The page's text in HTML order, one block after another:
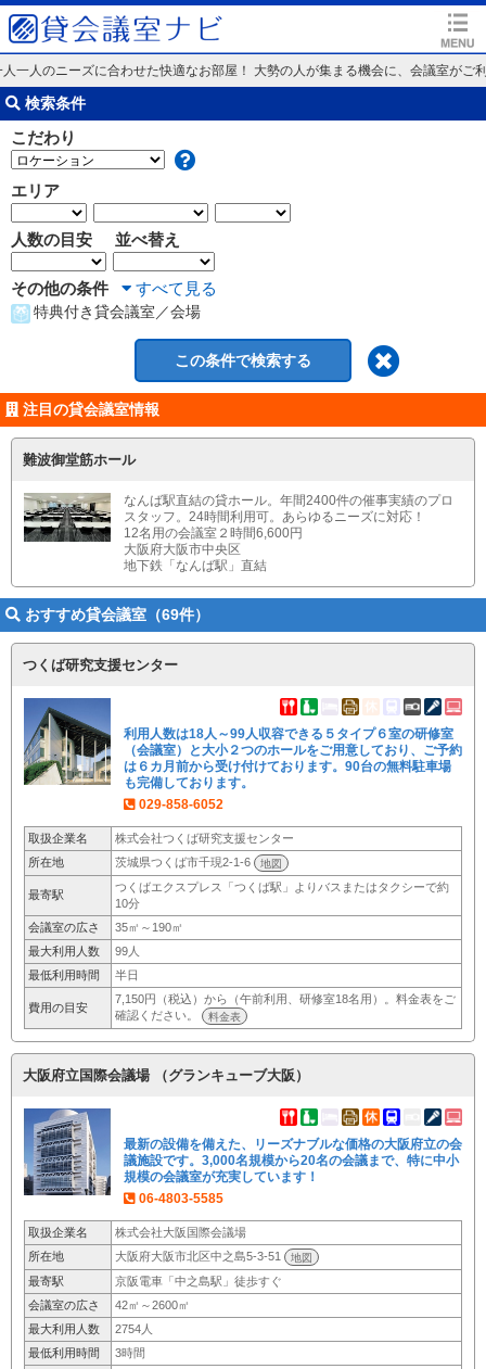
人のニーズに合わせた快適なお部屋！ 大勢の人が集まる機会に、会議室がご利用
検索条件
こだわり
エリア
人数の目安 並べ替え
その他の条件 すべて見る
特典付き貸会議室／会場
注目の貸会議室情報
難波御堂筋ホール
なんば駅直結の貸ホール。年間2400件の催事実績のプロ
スタッフ。24時間利用可。あらゆるニーズに対応！
12名用の会議室２時間6,600円
大阪府大阪市中央区
地下鉄「なんば駅」直結
おすすめ貸会議室（69件）
つくば研究支援センター
利用人数は18人～99人収容できる５タイプ６室の研修室
（会議室）と大小２つのホールをご用意しており、ご予約
は６カ月前から受け付けております。90台の無料駐車場
も完備しております。
029-858-6052
取扱企業名
株式会社つくば研究支援センター
所在地
茨城県つくば市千現2-1-6 地図
最寄駅
つくばエクスプレス「つくば駅」よりバスまたはタクシーで約
10分
会議室の広さ
35㎡～190㎡
最大利用人数
99人
最低利用時間
半日
費用の目安
7,150円（税込）から（午前利用、研修室18名用）。料金表をご
確認ください。
料金表
大阪府立国際会議場 （グランキューブ大阪）
最新の設備を備えた、リーズナブルな価格の大阪府立の会
議施設です。3,000名規模から20名の会議まで、特に中小
規模の会議室が充実しています！
06-4803-5585
取扱企業名
株式会社大阪国際会議場
所在地
大阪府大阪市北区中之島5-3-51 地図
最寄駅
京阪電車「中之島駅」徒歩すぐ
会議室の広さ
42㎡～2600㎡
最大利用人数
2754人
最低利用時間
3時間